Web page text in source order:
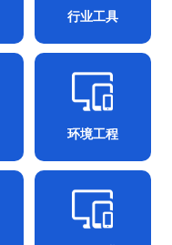
行业工具
环境工程